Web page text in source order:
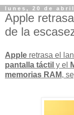
lunes, 20 de abril
Apple
de la
Apple retrasa el
pantalla táctil y el
memorias RAM,